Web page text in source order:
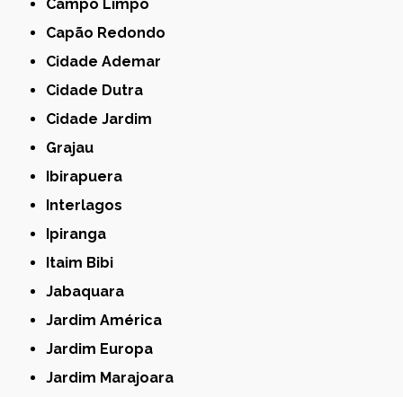
Campo Limpo
Capão Redondo
Cidade Ademar
Cidade Dutra
Cidade Jardim
Grajau
Ibirapuera
Interlagos
Ipiranga
Itaim Bibi
Jabaquara
Jardim América
Jardim Europa
Jardim Marajoara